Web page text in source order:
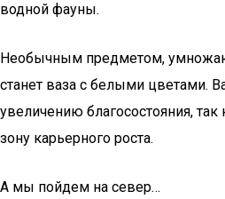
водной фауны.
Необычным предметом,
станет ваза с белыми цветами.
увеличению благосостояния, так
зону карьерного роста.
А мы пойдем на север…